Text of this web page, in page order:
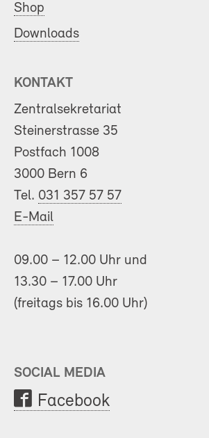
Shop
Downloads
KONTAKT
Zentralsekretariat
Steinerstrasse 35
Postfach 1008
3000 Bern 6
Tel. 031 357 57 57
E-Mail
09.00 – 12.00 Uhr und
13.30 – 17.00 Uhr
(freitags bis 16.00 Uhr)
SOCIAL MEDIA
Facebook